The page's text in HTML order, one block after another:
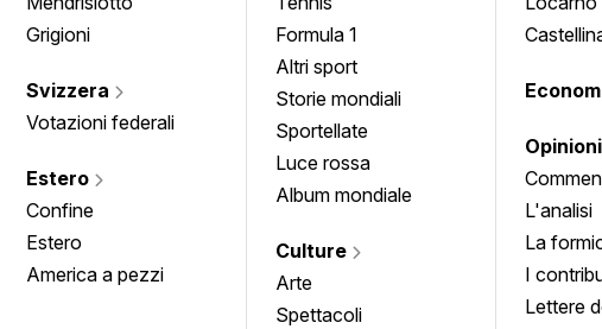
Grigioni
Svizzera
Votazioni federali
Estero
Confine
Estero
America a pezzi
Formula 1
Altri sport
Storie mondiali
Sportellate
Luce rossa
Album mondiale
Culture
Arte
Spettacoli
Opinioni
L'analisi
La
I
Lettere